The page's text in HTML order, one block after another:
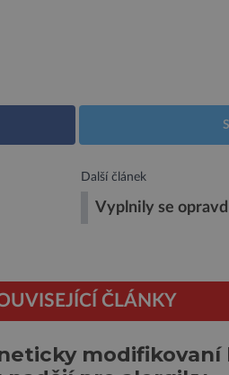
Další článek
Vyplnily se
ČLÁNKY
modifikovaní